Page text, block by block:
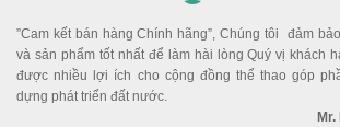
”Cam kết bán hàng Chính hãng”, Chúng tôi đảm
và sản phẩm tốt nhất để làm hài lòng Quý vị khách
được nhiều lợi ích cho cộng đồng thể thao góp
dựng phát triển đất nước.